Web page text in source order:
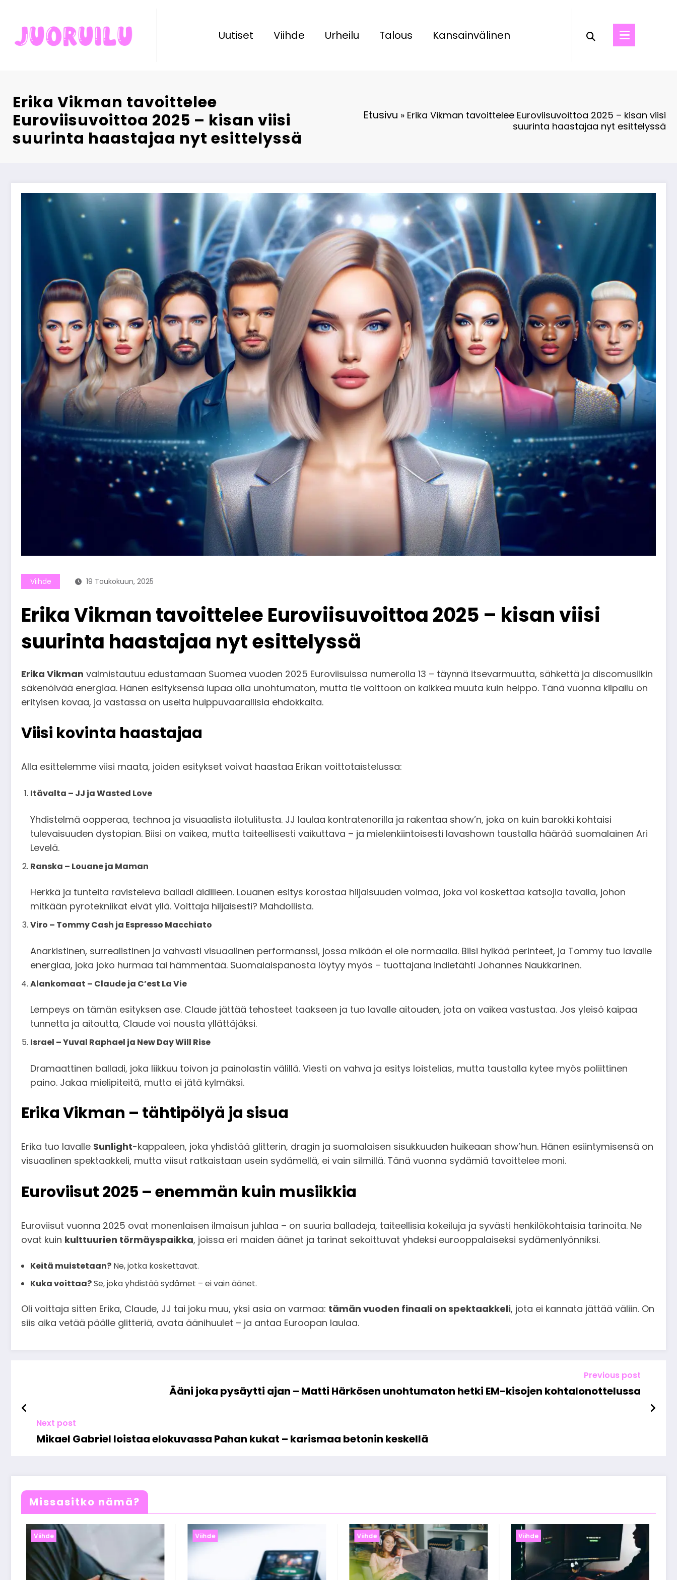
content
Uutiset Viihde Urheilu Talous Kansainvälinen
Erika Vikman tavoittelee
Euroviisuvoittoa 2025 – kisan viisi
suurinta haastajaa nyt esittelyssä
Etusivu » Erika Vikman tavoittelee Euroviisuvoittoa 2025 – kisan viisi
suurinta haastajaa nyt esittelyssä
Viihde 19 Toukokuun, 2025
Erika Vikman tavoittelee Euroviisuvoittoa 2025 – kisan viisi
suurinta haastajaa nyt esittelyssä
Erika Vikman valmistautuu edustamaan Suomea vuoden 2025 Euroviisuissa numerolla 13 – täynnä itsevarmuutta, sähkettä ja discomusiikin
säkenöivää energiaa. Hänen esityksensä lupaa olla unohtumaton, mutta tie voittoon on kaikkea muuta kuin helppo. Tänä vuonna kilpailu on
erityisen kovaa, ja vastassa on useita huippuvaarallisia ehdokkaita.
Viisi kovinta haastajaa
Alla esittelemme viisi maata, joiden esitykset voivat haastaa Erikan voittotaistelussa:
Itävalta – JJ ja Wasted Love
Yhdistelmä oopperaa, technoa ja visuaalista ilotulitusta. JJ laulaa kontratenorilla ja rakentaa show’n, joka on kuin barokki kohtaisi
tulevaisuuden dystopian. Biisi on vaikea, mutta taiteellisesti vaikuttava – ja mielenkiintoisesti lavashown taustalla häärää suomalainen Ari
Levelä.
Ranska – Louane ja Maman
Herkkä ja tunteita ravisteleva balladi äidilleen. Louanen esitys korostaa hiljaisuuden voimaa, joka voi koskettaa katsojia tavalla, johon
mitkään pyrotekniikat eivät yllä. Voittaja hiljaisesti? Mahdollista.
Viro – Tommy Cash ja Espresso Macchiato
Anarkistinen, surrealistinen ja vahvasti visuaalinen performanssi, jossa mikään ei ole normaalia. Biisi hylkää perinteet, ja Tommy tuo lavalle
energiaa, joka joko hurmaa tai hämmentää. Suomalaispanosta löytyy myös – tuottajana indietähti Johannes Naukkarinen.
Alankomaat – Claude ja C’est La Vie
Lempeys on tämän esityksen ase. Claude jättää tehosteet taakseen ja tuo lavalle aitouden, jota on vaikea vastustaa. Jos yleisö kaipaa
tunnetta ja aitoutta, Claude voi nousta yllättäjäksi.
Israel – Yuval Raphael ja New Day Will Rise
Dramaattinen balladi, joka liikkuu toivon ja painolastin välillä. Viesti on vahva ja esitys loistelias, mutta taustalla kytee myös poliittinen
paino. Jakaa mielipiteitä, mutta ei jätä kylmäksi.
Erika Vikman – tähtipölyä ja sisua
Erika tuo lavalle Sunlight-kappaleen, joka yhdistää glitterin, dragin ja suomalaisen sisukkuuden huikeaan show’hun. Hänen esiintymisensä on
visuaalinen spektaakkeli, mutta viisut ratkaistaan usein sydämellä, ei vain silmillä. Tänä vuonna sydämiä tavoittelee moni.
Euroviisut 2025 – enemmän kuin musiikkia
Euroviisut vuonna 2025 ovat monenlaisen ilmaisun juhlaa – on suuria balladeja, taiteellisia kokeiluja ja syvästi henkilökohtaisia tarinoita. Ne
ovat kuin kulttuurien törmäyspaikka, joissa eri maiden äänet ja tarinat sekoittuvat yhdeksi eurooppalaiseksi sydämenlyönniksi.
Keitä muistetaan? Ne, jotka koskettavat.
Kuka voittaa?Se, joka yhdistää sydämet – ei vain äänet.
Oli voittaja sitten Erika, Claude, JJ tai joku muu, yksi asia on varmaa: tämän vuoden finaali on spektaakkeli, jota ei kannata jättää väliin. On
siis aika vetää päälle glitteriä, avata äänihuulet – ja antaa Euroopan laulaa.
Previous post
Ääni joka pysäytti ajan – Matti Härkösen unohtumaton hetki EM-kisojen kohtalonottelussa
Next post
Mikael Gabriel loistaa elokuvassa Pahan kukat – karismaa betonin keskellä
Missasitko nämä?
Viihde Viihde Viihde Viihde